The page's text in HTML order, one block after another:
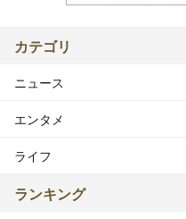
カテゴリ
ニュース
エンタメ
ライフ
ランキング